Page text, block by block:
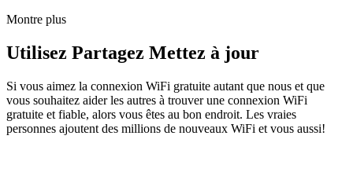
Montre plus
Utilisez Partagez Mettez à jour
Si vous aimez la connexion WiFi gratuite autant que nous et que
vous souhaitez aider les autres à trouver une connexion WiFi
gratuite et fiable, alors vous êtes au bon endroit. Les vraies
personnes ajoutent des millions de nouveaux WiFi et vous aussi!